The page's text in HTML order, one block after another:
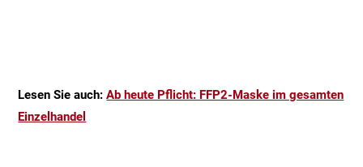
Lesen Sie auch:Ab heute Pflicht: FFP2-Maske im gesamten
Einzelhandel